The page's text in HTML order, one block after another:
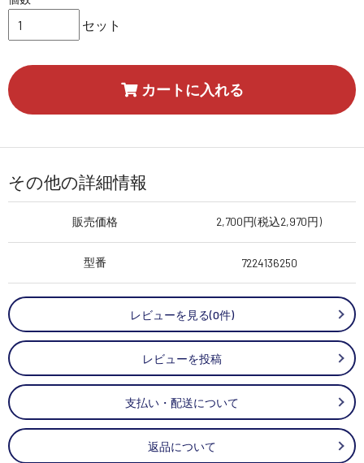
セット
カートに入れる
その他の詳細情報
販売価格 2,700円(税込2,970円)
型番 7224136250
レビューを見る(0件)
レビューを投稿
支払い・配送について
返品について